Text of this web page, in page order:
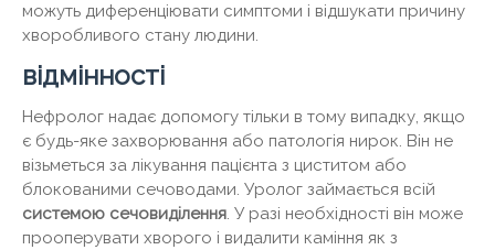
можуть диференціювати симптоми і відшукати причину
хворобливого стану людини.
відмінності
Нефролог надає допомогу тільки в тому випадку, якщо
є будь-яке захворювання або патологія нирок. Він не
візьметься за лікування пацієнта з циститом або
блокованими сечоводами. Уролог займається всій
системою сечовиділення. У разі необхідності він може
прооперувати хворого і видалити каміння як з